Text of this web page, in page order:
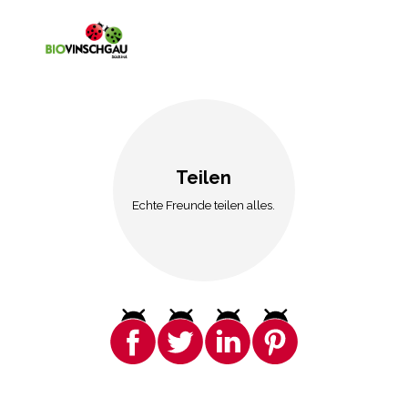
Teilen
Echte Freunde teilen alles.